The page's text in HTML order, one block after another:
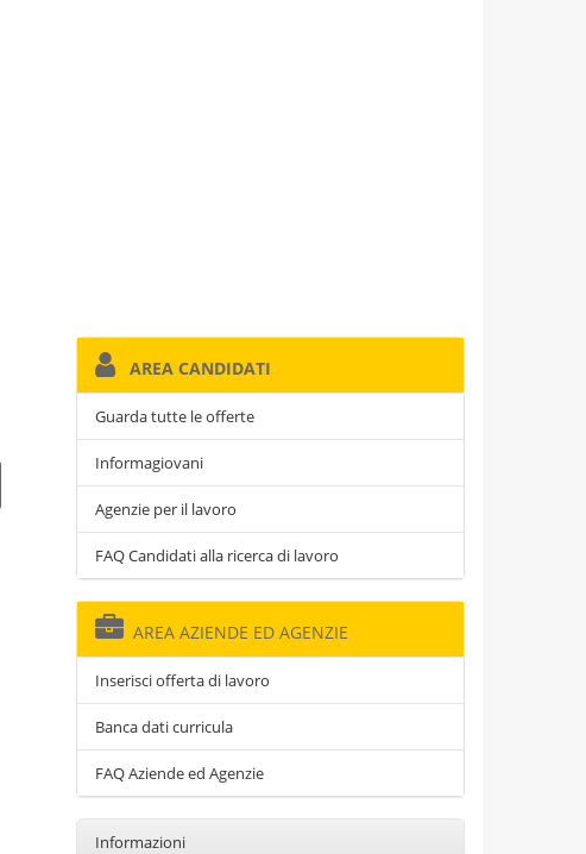
AREA CANDIDATI
Guarda tutte le offerte
Informagiovani
Agenzie per il lavoro
FAQ Candidati alla ricerca di lavoro
AREA AZIENDE ED AGENZIE
Inserisci offerta di lavoro
Banca dati curricula
FAQ Aziende ed Agenzie
Informazioni